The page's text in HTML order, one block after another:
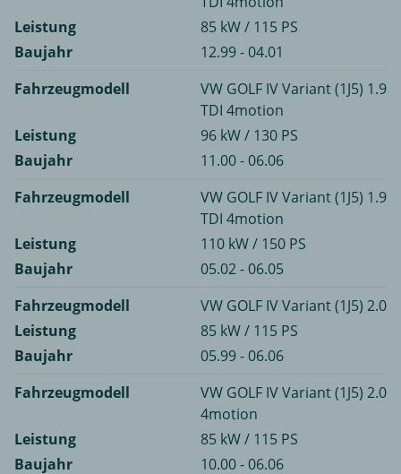
Leistung
85 kW / 115 PS
Baujahr
12.99 - 04.01
Fahrzeugmodell
VW GOLF IV Variant (1J5) 1.9
TDI 4motion
Leistung
96 kW / 130 PS
Baujahr
11.00 - 06.06
Fahrzeugmodell
VW GOLF IV Variant (1J5) 1.9
TDI 4motion
Leistung
110 kW / 150 PS
Baujahr
05.02 - 06.05
Fahrzeugmodell
VW GOLF IV Variant (1J5) 2.0
Leistung
85 kW / 115 PS
Baujahr
05.99 - 06.06
Fahrzeugmodell
VW GOLF IV Variant (1J5) 2.0
4motion
Leistung
85 kW / 115 PS
Baujahr
10.00 - 06.06